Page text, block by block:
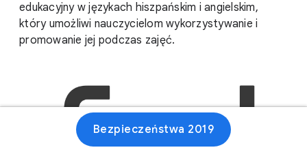
edukacyjny w językach hiszpańskim i angielskim,
który umożliwi nauczycielom wykorzystywanie i
promowanie jej podczas zajęć.
Bezpieczeństwa 2019